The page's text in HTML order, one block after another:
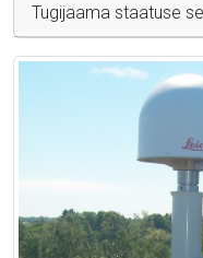
Tugijaama staatuse